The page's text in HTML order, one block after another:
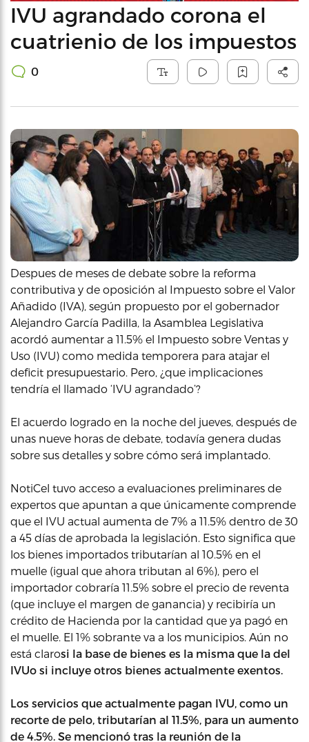
IVU agrandado corona el
cuatrienio de los impuestos
0
Despues de meses de debate sobre la reforma
contributiva y de oposición al Impuesto sobre el Valor
Añadido (IVA), según propuesto por el gobernador
Alejandro García Padilla, la Asamblea Legislativa
acordó aumentar a 11.5% el Impuesto sobre Ventas y
Uso (IVU) como medida temporera para atajar el
deficit presupuestario. Pero, ¿que implicaciones
tendría el llamado ‘IVU agrandado’?
El acuerdo logrado en la noche del jueves, después de
unas nueve horas de debate, todavía genera dudas
sobre sus detalles y sobre cómo será implantado.
NotiCel tuvo acceso a evaluaciones preliminares de
expertos que apuntan a que únicamente comprende
que el IVU actual aumenta de 7% a 11.5% dentro de 30
a 45 días de aprobada la legislación. Esto significa que
los bienes importados tributarían al 10.5% en el
muelle (igual que ahora tributan al 6%), pero el
importador cobraría 11.5% sobre el precio de reventa
(que incluye el margen de ganancia) y recibiría un
crédito de Hacienda por la cantidad que ya pagó en
el muelle. El 1% sobrante va a los municipios. Aún no
está clarosi la base de bienes es la misma que la del
IVUo si incluye otros bienes actualmente exentos.
Los servicios que actualmente pagan IVU, como un
recorte de pelo, tributarían al 11.5%, para un aumento
de 4.5%. Se mencionó tras la reunión de la